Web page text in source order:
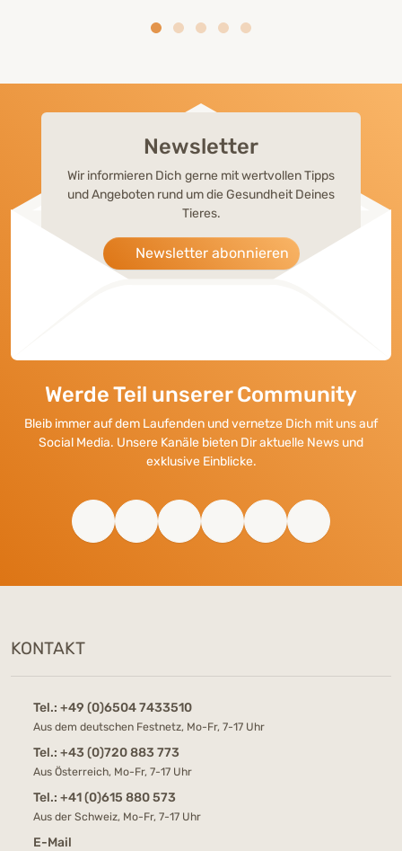
Newsletter
Wir informieren Dich gerne mit wertvollen Tipps
und Angeboten rund um die Gesundheit Deines
Tieres.
Newsletter abonnieren
Werde Teil unserer Community
Bleib immer auf dem Laufenden und vernetze Dich mit uns auf
Social Media. Unsere Kanäle bieten Dir aktuelle News und
exklusive Einblicke.
KONTAKT
Tel.: +49 (0)6504 7433510
Aus dem deutschen Festnetz, Mo-Fr, 7-17 Uhr
Tel.: +43 (0)720 883 773
Aus Österreich, Mo-Fr, 7-17 Uhr
Tel.: +41 (0)615 880 573
Aus der Schweiz, Mo-Fr, 7-17 Uhr
E-Mail